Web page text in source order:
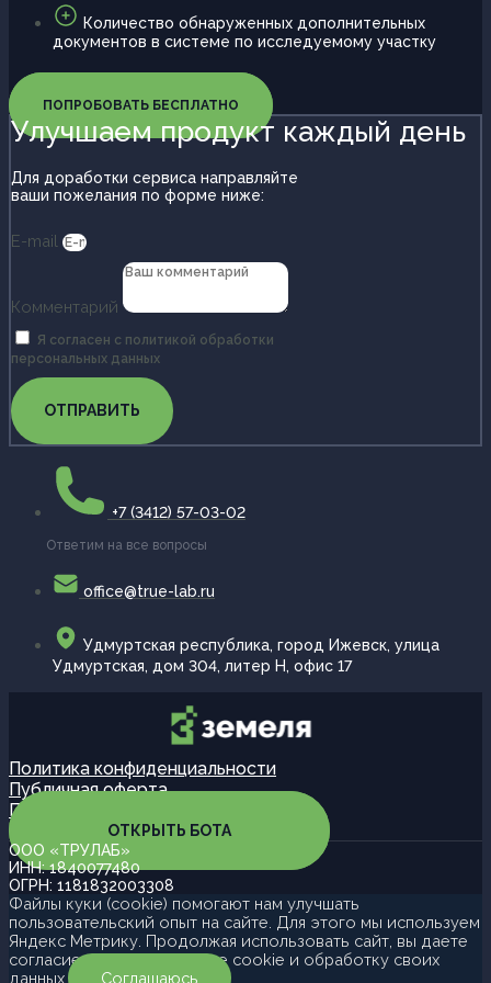
Количество обнаруженных дополнительных
документов в системе по исследуемому участку
ПОПРОБОВАТЬ БЕСПЛАТНО
Улучшаем продукт каждый день
Для доработки сервиса направляйте
ваши пожелания по форме ниже:
E-mail
Комментарий
Я согласен с политикой обработки
персональных данных
ОТПРАВИТЬ
+7 (3412) 57-03-02
Ответим на все вопросы
office@true-lab.ru
Удмуртская республика, город Ижевск, улица
Удмуртская, дом 304, литер Н, офис 17
Политика конфиденциальности
Публичная оферта
Партнерская программа
ОТКРЫТЬ БОТА
ООО «ТРУЛАБ»
ИНН: 1840077480
ОГРН: 1181832003308
Файлы куки (cookie) помогают нам улучшать
пользовательский опыт на сайте. Для этого мы используем
Яндекс Метрику. Продолжая использовать сайт, вы даете
согласие на использование cookie и обработку своих
данных.
Соглашаюсь